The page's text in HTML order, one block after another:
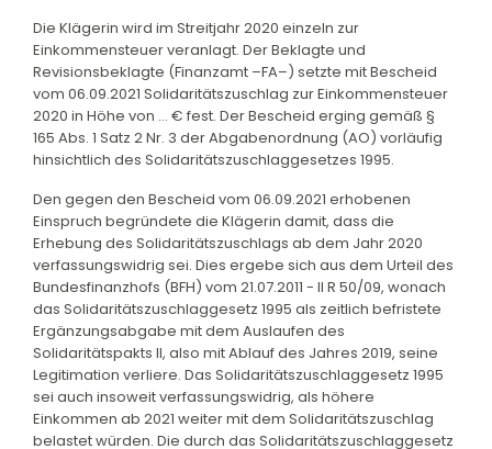
Die Klägerin wird im Streitjahr 2020 einzeln zur
Einkommensteuer veranlagt. Der Beklagte und
Revisionsbeklagte (Finanzamt –FA–) setzte mit Bescheid
vom 06.09.2021 Solidaritätszuschlag zur Einkommensteuer
2020 in Höhe von … € fest. Der Bescheid erging gemäß §
165 Abs. 1 Satz 2 Nr. 3 der Abgabenordnung (AO) vorläufig
hinsichtlich des Solidaritätszuschlaggesetzes 1995.
Den gegen den Bescheid vom 06.09.2021 erhobenen
Einspruch begründete die Klägerin damit, dass die
Erhebung des Solidaritätszuschlags ab dem Jahr 2020
verfassungswidrig sei. Dies ergebe sich aus dem Urteil des
Bundesfinanzhofs (BFH) vom 21.07.2011 - II R 50/09, wonach
das Solidaritätszuschlaggesetz 1995 als zeitlich befristete
Ergänzungsabgabe mit dem Auslaufen des
Solidaritätspakts II, also mit Ablauf des Jahres 2019, seine
Legitimation verliere. Das Solidaritätszuschlaggesetz 1995
sei auch insoweit verfassungswidrig, als höhere
Einkommen ab 2021 weiter mit dem Solidaritätszuschlag
belastet würden. Die durch das Solidaritätszuschlaggesetz